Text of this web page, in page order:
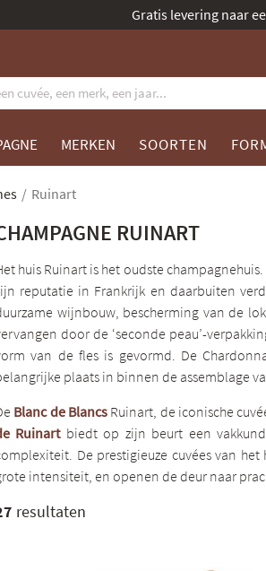
Benoemd tot beste
MERKEN SOORTEN
Ruinart
RUINART
huis Ruinart is het oudste
reputatie in Frankrijk en daarbuiten
wijnbouw, bescherming van de
door de ‘seconde peau’-
van de fles is gevormd. De
plaats in binnen de assemblage
Blanc de BlancsRuinart, de iconische
Ruinartbiedt op zijn beurt een
De prestigieuze cuvées van
intensiteit, en openen de deur naar
resultaten